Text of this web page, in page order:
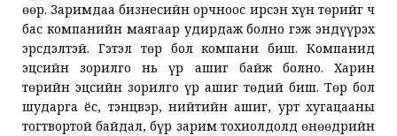
өөр. Заримдаа бизнесийн орчноос ирсэн хүн төрийг ч
бас компанийн маягаар удирдаж болно гэж эндүүрэх
эрсдэлтэй. Гэтэл төр бол компани биш. Компанид
эцсийн зорилго нь үр ашиг байж болно. Харин
төрийн эцсийн зорилго үр ашиг төдий биш. Төр бол
шударга ёс, тэнцвэр, нийтийн ашиг, урт хугацааны
тогтвортой байдал, бүр зарим тохиолдолд өнөөдрийн